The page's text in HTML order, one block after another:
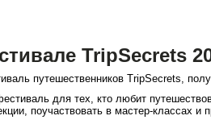
TripSecrets
путешественников TripSecrets,
для тех, кто любит
поучаствовать в мастер-классах и